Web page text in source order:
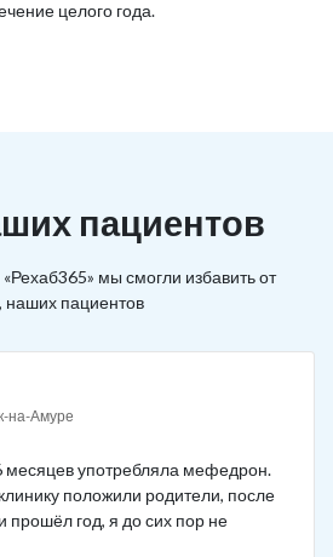
целого года.
пациентов
мы смогли избавить от
наших пациентов
на-Амуре
месяцев употребляла мефедрон.
положили родители, после
прошёл год, я до сих пор не